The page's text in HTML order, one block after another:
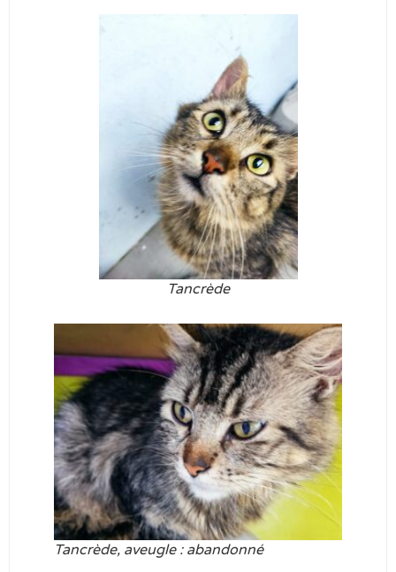
Tancrède
Tancrède, aveugle : abandonné